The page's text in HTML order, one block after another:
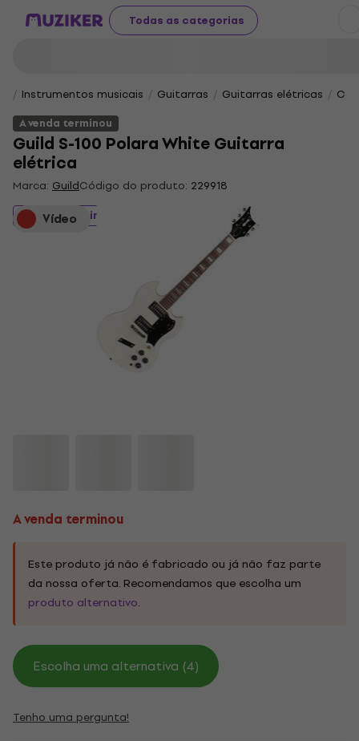
Todas as categorias
Instrumentos musicais Guitarras Guitarras elétricas
A venda terminou
Guild S-100 Polara White Guitarra
elétrica
Marca: GuildCódigo do produto: 229918
Vídeo
A venda terminou
A venda terminou
Este produto já não é fabricado ou já não faz parte
da nossa oferta. Recomendamos que escolha um
produto alternativo.
Escolha uma alternativa (4)
Tenho uma pergunta!